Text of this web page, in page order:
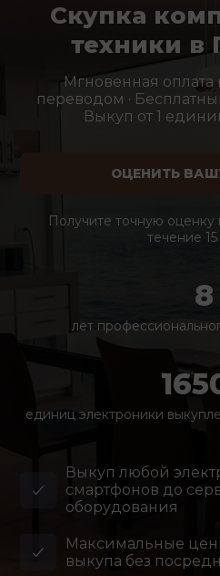
Скупка
техники в
Мгновенная
переводом ·
Выкуп от 1
ОЦЕНИТЬ
Получите точную
течение
8
лет
единиц электроники
Выкуп любой
смартфонов до
оборудования
Максимальные
выкупа без